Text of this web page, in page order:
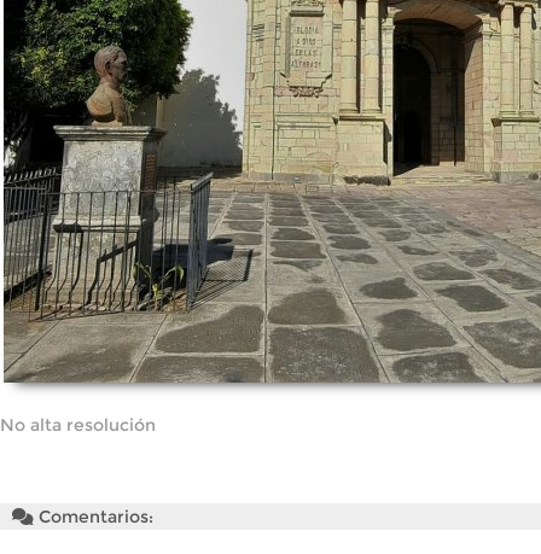
No alta resolución
Comentarios: